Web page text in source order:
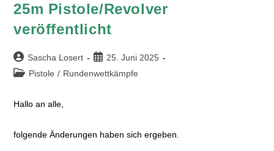
25m Pistole/Revolver
veröffentlicht
Sascha Losert
25. Juni 2025
Pistole / Rundenwettkämpfe
Hallo an alle,
folgende Änderungen haben sich ergeben.